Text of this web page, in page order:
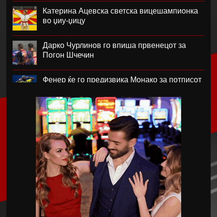
Катерина Ацевска светска вицешампионка
во џиу-џицу
Дарко Чурлинов го впиша првенецот за
Погон Шчечин
Фенер ќе го предизвика Монако за потписот
Челзи убедливо го надигра Милан во
Австралија
Кенан Јилдиз на листата на желби на
Арсенал
Фисник Аслани не ги мина лекарските
прегледи во РБ Лајпциг